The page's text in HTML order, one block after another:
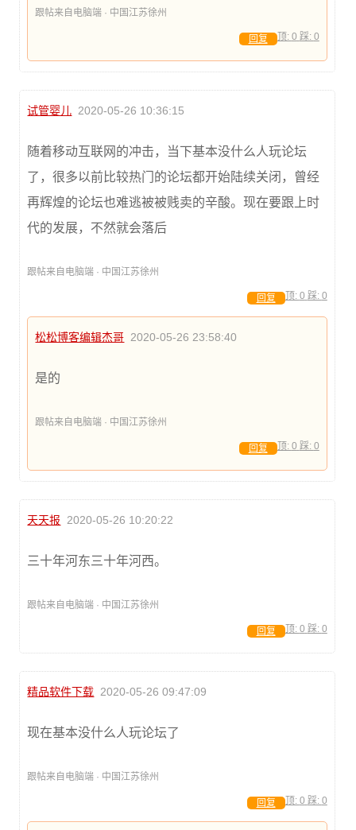
跟帖来自电脑端 · 中国江苏徐州
顶: 0 踩: 0
回复
试管婴儿 2020-05-26 10:36:15
随着移动互联网的冲击，当下基本没什么人玩论坛
了，很多以前比较热门的论坛都开始陆续关闭，曾经
再辉煌的论坛也难逃被被贱卖的辛酸。现在要跟上时
代的发展，不然就会落后
跟帖来自电脑端 · 中国江苏徐州
顶: 0 踩: 0
回复
松松博客编辑杰哥 2020-05-26 23:58:40
是的
跟帖来自电脑端 · 中国江苏徐州
顶: 0 踩: 0
回复
天天报 2020-05-26 10:20:22
三十年河东三十年河西。
跟帖来自电脑端 · 中国江苏徐州
顶: 0 踩: 0
回复
精品软件下载 2020-05-26 09:47:09
现在基本没什么人玩论坛了
跟帖来自电脑端 · 中国江苏徐州
顶: 0 踩: 0
回复